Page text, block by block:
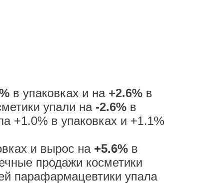
в упаковках и на +2.6% в
упали на-2.6% в
+1.0% в упаковках и +1.1%
и вырос на +5.6% в
продажи косметики
парафармацевтики упала